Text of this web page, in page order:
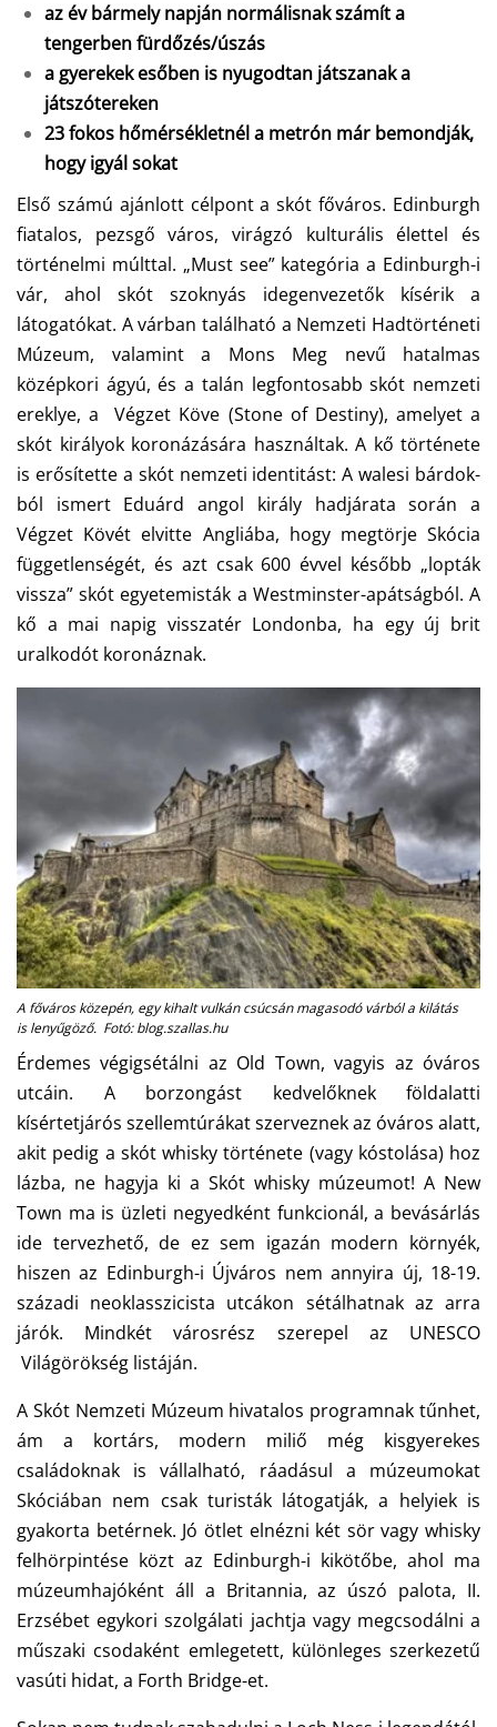
az év bármely napján normálisnak számít a
tengerben fürdőzés/úszás
a gyerekek esőben is nyugodtan játszanak a
játszótereken
23 fokos hőmérsékletnél a metrón már bemondják,
hogy igyál sokat
Első számú ajánlott célpont a skót főváros. Edinburgh
fiatalos, pezsgő város, virágzó kulturális élettel és
történelmi múlttal. „Must see” kategória a Edinburgh-i
vár, ahol skót szoknyás idegenvezetők kísérik a
látogatókat. A várban található a Nemzeti Hadtörténeti
Múzeum, valamint a Mons Meg nevű hatalmas
középkori ágyú, és a talán legfontosabb skót nemzeti
ereklye, a Végzet Köve (Stone of Destiny), amelyet a
skót királyok koronázására használtak. A kő története
is erősítette a skót nemzeti identitást: A walesi bárdok-
ból ismert Eduárd angol király hadjárata során a
Végzet Kövét elvitte Angliába, hogy megtörje Skócia
függetlenségét, és azt csak 600 évvel később „lopták
vissza” skót egyetemisták a Westminster-apátságból. A
kő a mai napig visszatér Londonba, ha egy új brit
uralkodót koronáznak.
A főváros közepén, egy kihalt vulkán csúcsán magasodó várból a kilátás
is lenyűgöző. Fotó: blog.szallas.hu
Érdemes végigsétálni az Old Town, vagyis az óváros
utcáin. A borzongást kedvelőknek földalatti
kísértetjárós szellemtúrákat szerveznek az óváros alatt,
akit pedig a skót whisky története (vagy kóstolása) hoz
lázba, ne hagyja ki a Skót whisky múzeumot! A New
Town ma is üzleti negyedként funkcionál, a bevásárlás
ide tervezhető, de ez sem igazán modern környék,
hiszen az Edinburgh-i Újváros nem annyira új, 18-19.
századi neoklasszicista utcákon sétálhatnak az arra
járók. Mindkét városrész szerepel az UNESCO
Világörökség listáján.
A Skót Nemzeti Múzeum hivatalos programnak tűnhet,
ám a kortárs, modern miliő még kisgyerekes
családoknak is vállalható, ráadásul a múzeumokat
Skóciában nem csak turisták látogatják, a helyiek is
gyakorta betérnek. Jó ötlet elnézni két sör vagy whisky
felhörpintése közt az Edinburgh-i kikötőbe, ahol ma
múzeumhajóként áll a Britannia, az úszó palota, II.
Erzsébet egykori szolgálati jachtja vagy megcsodálni a
műszaki csodaként emlegetett, különleges szerkezetű
vasúti hidat, a Forth Bridge-et.